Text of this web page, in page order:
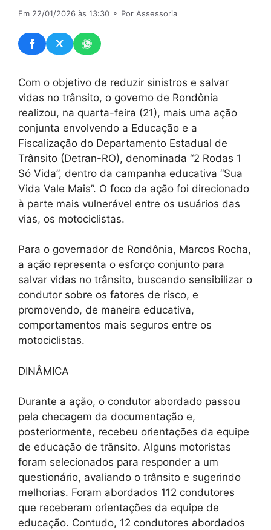
Em 22/01/2026 às 13:30 ⚬ Por Assessoria
Com o objetivo de reduzir sinistros e salvar
vidas no trânsito, o governo de Rondônia
realizou, na quarta-feira (21), mais uma ação
conjunta envolvendo a Educação e a
Fiscalização do Departamento Estadual de
Trânsito (Detran-RO), denominada “2 Rodas 1
Só Vida”, dentro da campanha educativa “Sua
Vida Vale Mais”. O foco da ação foi direcionado
à parte mais vulnerável entre os usuários das
vias, os motociclistas.
Para o governador de Rondônia, Marcos Rocha,
a ação representa o esforço conjunto para
salvar vidas no trânsito, buscando sensibilizar o
condutor sobre os fatores de risco, e
promovendo, de maneira educativa,
comportamentos mais seguros entre os
motociclistas.
DINÂMICA
Durante a ação, o condutor abordado passou
pela checagem da documentação e,
posteriormente, recebeu orientações da equipe
de educação de trânsito. Alguns motoristas
foram selecionados para responder a um
questionário, avaliando o trânsito e sugerindo
melhorias. Foram abordados 112 condutores
que receberam orientações da equipe de
educação. Contudo, 12 condutores abordados